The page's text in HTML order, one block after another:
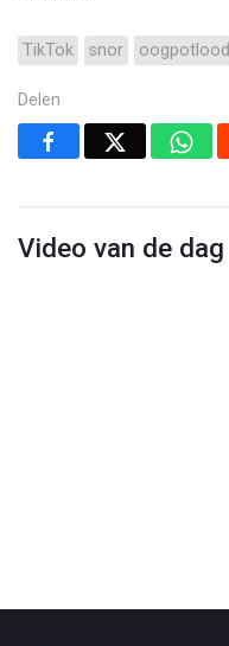
TikTok snor oogpotlood
Delen
Video van de dag